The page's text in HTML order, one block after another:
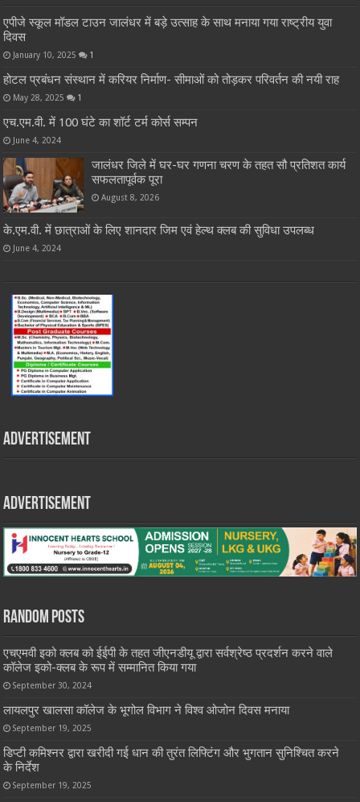
एपीजे स्कूल मॉडल टाउन जालंधर में बड़े उत्साह के साथ मनाया गया राष्ट्रीय युवा
दिवस
January 10, 2025 1
होटल प्रबंधन संस्थान में करियर निर्माण- सीमाओं को तोड़कर परिवर्तन की नयी राह
May 28, 2025 1
एच.एम.वी. में 100 घंटे का शॉर्ट टर्म कोर्स सम्पन
June 4, 2024
जालंधर जिले में घर-घर गणना चरण के तहत सौ प्रतिशत कार्य
सफलतापूर्वक पूरा
August 8, 2026
के.एम.वी. में छात्राओं के लिए शानदार जिम एवं हेल्थ क्लब की सुविधा उपलब्ध
June 4, 2024
Advertisement
Advertisement
Random Posts
एचएमवी इको क्लब को ईईपी के तहत जीएनडीयू द्वारा सर्वश्रेष्ठ प्रदर्शन करने वाले
कॉलेज इको-क्लब के रूप में सम्मानित किया गया
September 30, 2024
लायलपुर खालसा कॉलेज के भूगोल विभाग ने विश्व ओजोन दिवस मनाया
September 19, 2025
डिप्टी कमिश्नर द्वारा खरीदी गई धान की तुरंत लिफ्टिंग और भुगतान सुनिश्चित करने
के निर्देश
September 19, 2025